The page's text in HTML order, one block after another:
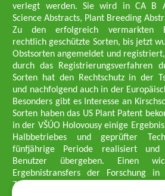
verlegt werden. Sie wird in CA B
Science Abstracts, Plant Breeding
Zu den erfolgreich vermarkten
rechtlich geschützte Sorten, bis jetzt
Obstsorten angemeldet und
durch das Registrierungsverfahren
Sorten hat den Rechtschutz in der
und nachfolgend auch in der
Besonders gibt es Interesse an
Sorten haben das US Plant Patent
in der VŠÚO Holovousy einige
Halbbetriebes und geprüfter
fünfjährige Periode realisiert
Benutzer übergeben. Einen
Ergebnistransfers der Forschung
Züchtungsmethodik dar, die an